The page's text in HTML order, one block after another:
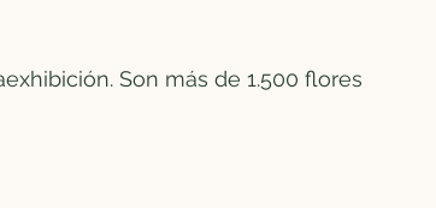
Son más de 1.500 flores